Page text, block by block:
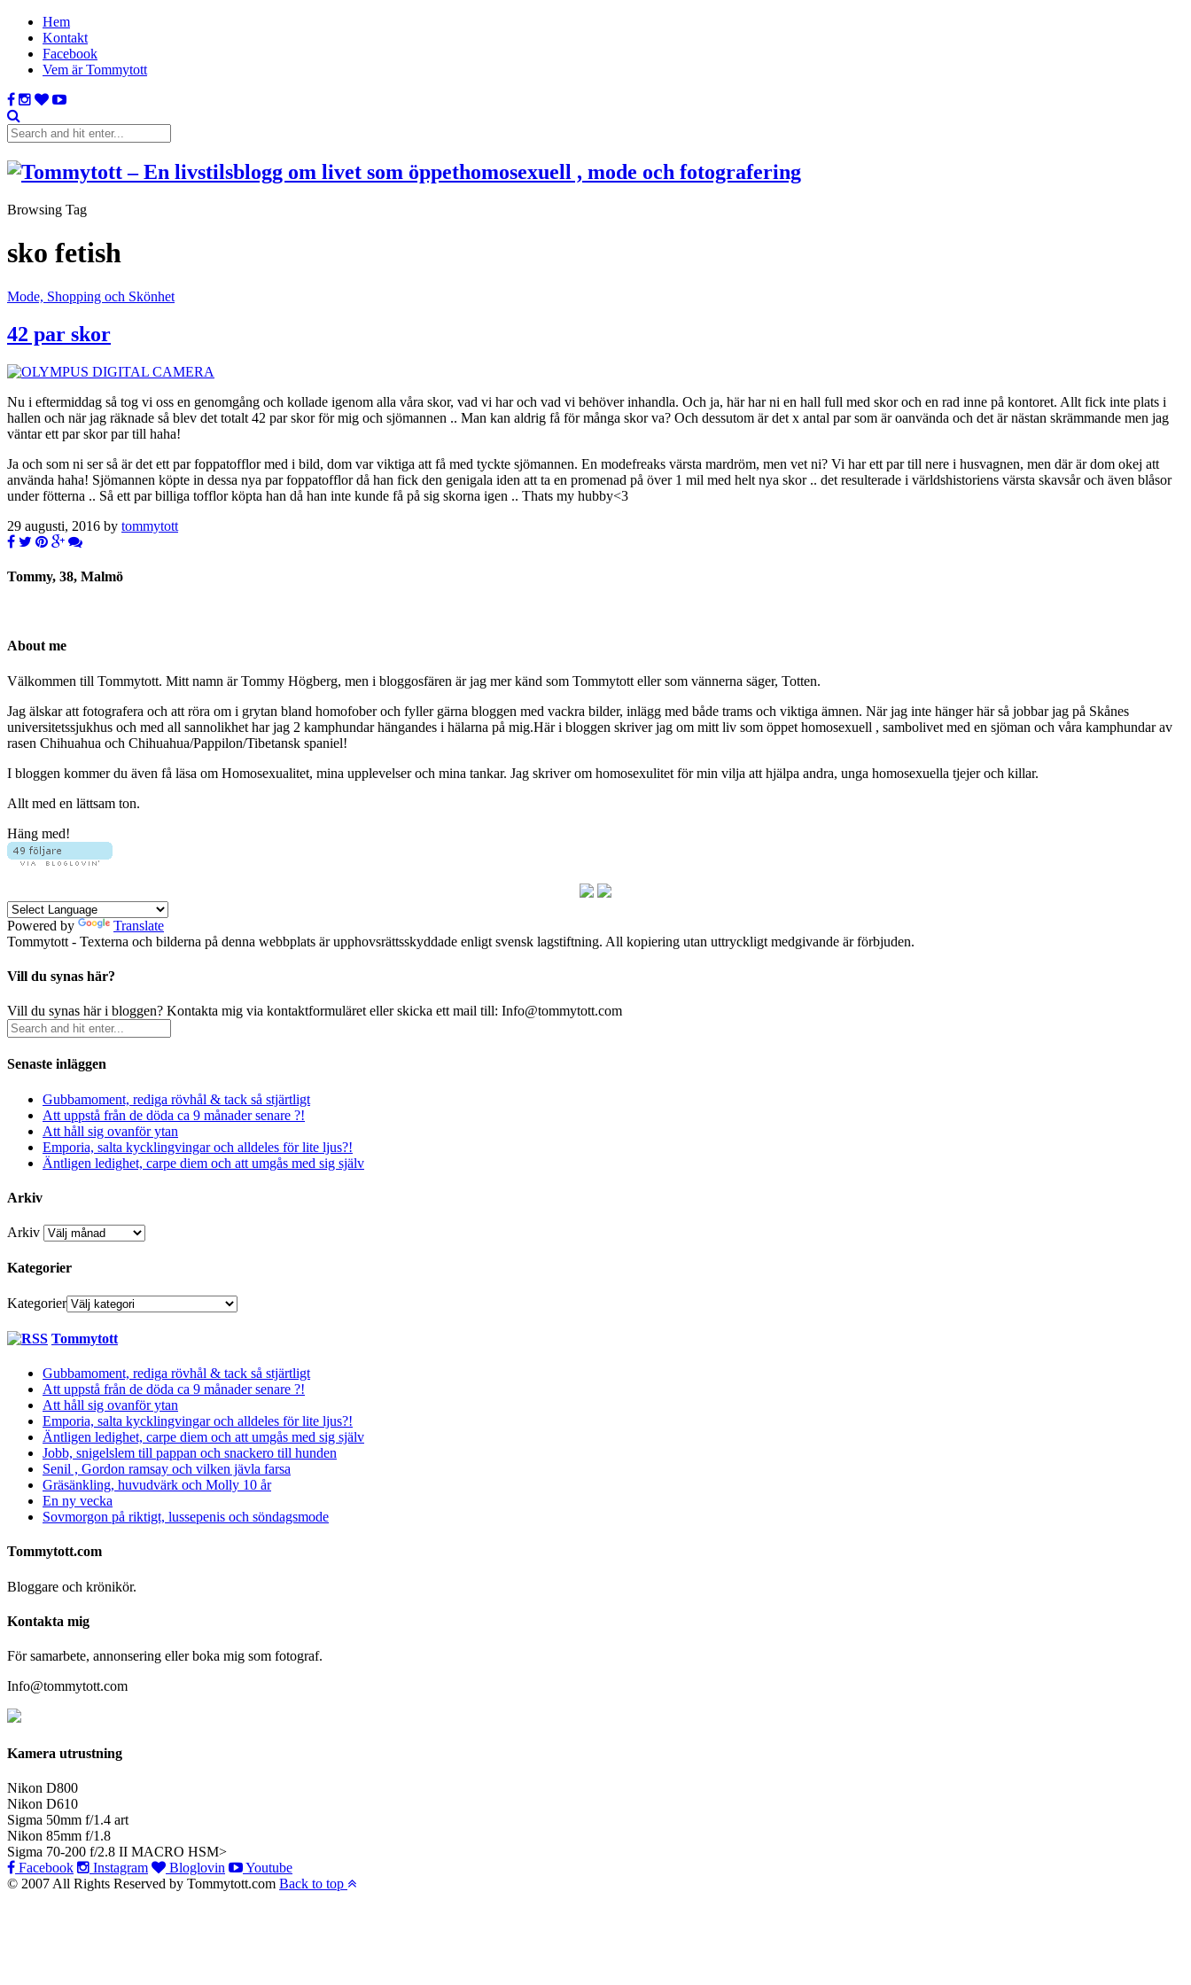
Hem
Kontakt
Facebook
Vem är Tommytott
Browsing Tag
sko fetish
Mode, Shopping och Skönhet
42 par skor
Nu i eftermiddag så tog vi oss en genomgång och kollade igenom alla våra skor, vad vi har och vad vi behöver inhandla. Och ja, här har ni en hall full med skor och en rad inne på kontoret. Allt fick inte plats i
hallen och när jag räknade så blev det totalt 42 par skor för mig och sjömannen .. Man kan aldrig få för många skor va? Och dessutom är det x antal par som är oanvända och det är nästan skrämmande men jag
väntar ett par skor par till haha!
Ja och som ni ser så är det ett par foppatofflor med i bild, dom var viktiga att få med tyckte sjömannen. En modefreaks värsta mardröm, men vet ni? Vi har ett par till nere i husvagnen, men där är dom okej att
använda haha! Sjömannen köpte in dessa nya par foppatofflor då han fick den genigala iden att ta en promenad på över 1 mil med helt nya skor .. det resulterade i världshistoriens värsta skavsår och även blåsor
under fötterna .. Så ett par billiga tofflor köpta han då han inte kunde få på sig skorna igen .. Thats my hubby<3
29 augusti, 2016 by tommytott
Tommy, 38, Malmö
About me
Välkommen till Tommytott. Mitt namn är Tommy Högberg, men i bloggosfären är jag mer känd som Tommytott eller som vännerna säger, Totten.
Jag älskar att fotografera och att röra om i grytan bland homofober och fyller gärna bloggen med vackra bilder, inlägg med både trams och viktiga ämnen. När jag inte hänger här så jobbar jag på Skånes
universitetssjukhus och med all sannolikhet har jag 2 kamphundar hängandes i hälarna på mig.Här i bloggen skriver jag om mitt liv som öppet homosexuell , sambolivet med en sjöman och våra kamphundar av
rasen Chihuahua och Chihuahua/Pappilon/Tibetansk spaniel!
I bloggen kommer du även få läsa om Homosexualitet, mina upplevelser och mina tankar. Jag skriver om homosexulitet för min vilja att hjälpa andra, unga homosexuella tjejer och killar.
Allt med en lättsam ton.
Häng med!
Powered by
Translate
Tommytott - Texterna och bilderna på denna webbplats är upphovsrättsskyddade enligt svensk lagstiftning. All kopiering utan uttryckligt medgivande är förbjuden.
Vill du synas här?
Vill du synas här i bloggen? Kontakta mig via kontaktformuläret eller skicka ett mail till: Info@tommytott.com
Senaste inläggen
Gubbamoment, rediga rövhål & tack så stjärtligt
Att uppstå från de döda ca 9 månader senare ?!
Att håll sig ovanför ytan
Emporia, salta kycklingvingar och alldeles för lite ljus?!
Äntligen ledighet, carpe diem och att umgås med sig själv
Arkiv
Arkiv
Kategorier
Kategorier
Tommytott
Gubbamoment, rediga rövhål & tack så stjärtligt
Att uppstå från de döda ca 9 månader senare ?!
Att håll sig ovanför ytan
Emporia, salta kycklingvingar och alldeles för lite ljus?!
Äntligen ledighet, carpe diem och att umgås med sig själv
Jobb, snigelslem till pappan och snackero till hunden
Senil , Gordon ramsay och vilken jävla farsa
Gräsänkling, huvudvärk och Molly 10 år
En ny vecka
Sovmorgon på riktigt, lussepenis och söndagsmode
Tommytott.com
Bloggare och krönikör.
Kontakta mig
För samarbete, annonsering eller boka mig som fotograf.
Info@tommytott.com
Kamera utrustning
Nikon D800
Nikon D610
Sigma 50mm f/1.4 art
Nikon 85mm f/1.8
Sigma 70-200 f/2.8 II MACRO HSM>
Facebook
Instagram Bloglovin
Youtube
© 2007 All Rights Reserved by Tommytott.com Back to top